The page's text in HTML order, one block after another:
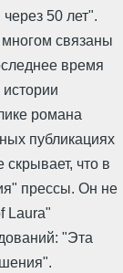
50 лет".
связаны
время
романа
публикациях
что в
прессы. Он не
Laura"
"Эта